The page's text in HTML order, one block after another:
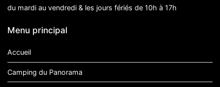
du mardi au vendredi & les jours fériés de 10h à 17h
Menu principal
Accueil
Camping du Panorama